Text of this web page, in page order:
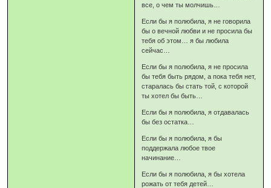
все, о чем ты молчишь…
Если бы я полюбила, я не говорила
бы о вечной любви и не просила бы
тебя об этом… я бы любила
сейчас…
Если бы я полюбила, я не просила
бы тебя быть рядом, а пока тебя нет,
старалась бы стать той, с которой
ты хотел бы быть…
Если бы я полюбила, я отдавалась
бы без остатка…
Если бы я полюбила, я бы
поддержала любое твое
начинание…
Если бы я полюбила, я бы хотела
рожать от тебя детей…